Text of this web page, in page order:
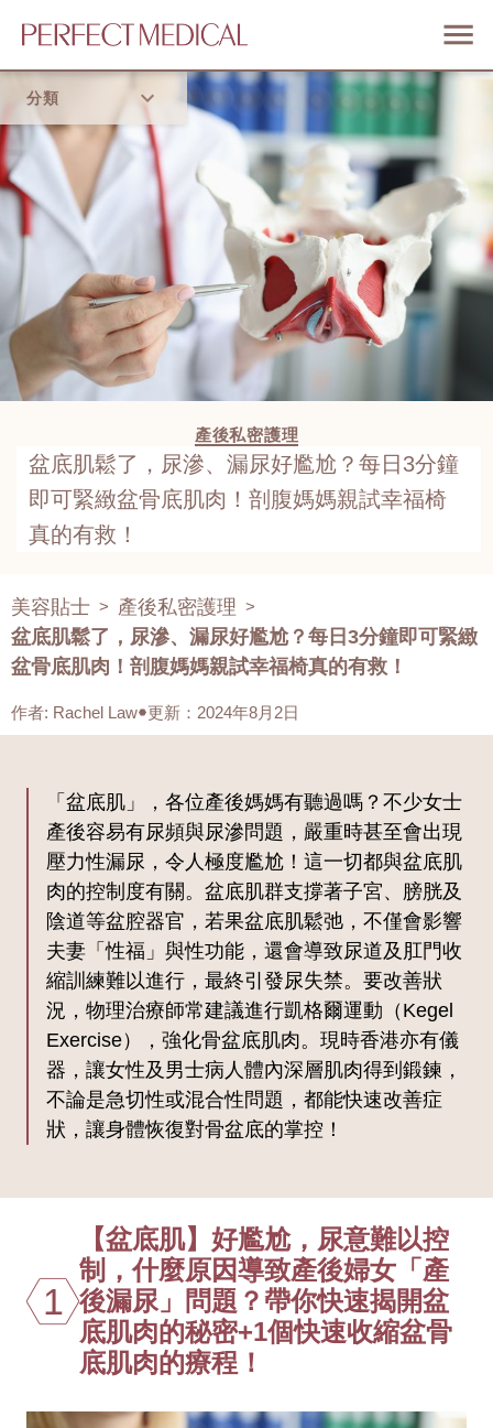
分類
首頁
流行趨勢
產後私密護理
盆底肌鬆了，尿滲、漏尿好尷尬？每日3分鐘
即可緊緻盆骨底肌肉！剖腹媽媽親試幸福椅
真的有救！
美容貼士 > 產後私密護理 >
盆底肌鬆了，尿滲、漏尿好尷尬？每日3分鐘即可緊緻
盆骨底肌肉！剖腹媽媽親試幸福椅真的有救！
作者: Rachel Law 更新：2024年8月2日
「盆底肌」，各位產後媽媽有聽過嗎？不少女士
產後容易有尿頻與尿滲問題，嚴重時甚至會出現
壓力性漏尿，令人極度尷尬！這一切都與盆底肌
肉的控制度有關。盆底肌群支撐著子宮、膀胱及
陰道等盆腔器官，若果盆底肌鬆弛，不僅會影響
夫妻「性福」與性功能，還會導致尿道及肛門收
縮訓練難以進行，最終引發尿失禁。要改善狀
況，物理治療師常建議進行凱格爾運動（Kegel
Exercise），強化骨盆底肌肉。現時香港亦有儀
器，讓女性及男士病人體內深層肌肉得到鍛鍊，
不論是急切性或混合性問題，都能快速改善症
狀，讓身體恢復對骨盆底的掌控！
1
【盆底肌】好尷尬，尿意難以控
制，什麼原因導致產後婦女「產
後漏尿」問題？帶你快速揭開盆
底肌肉的秘密+1個快速收縮盆骨
底肌肉的療程！